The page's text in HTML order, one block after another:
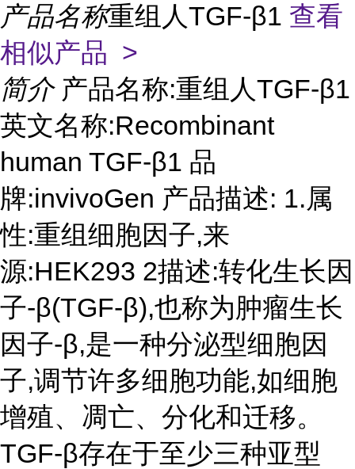
产品名称重组人TGF-β1 查看
相似产品 >
简介 产品名称:重组人TGF-β1
英文名称:Recombinant
human TGF-β1 品
牌:invivoGen 产品描述: 1.属
性:重组细胞因子,来
源:HEK293 2描述:转化生长因
子-β(TGF-β),也称为肿瘤生长
因子-β,是一种分泌型细胞因
子,调节许多细胞功能,如细胞
增殖、凋亡、分化和迁移。
TGF-β存在于至少三种亚型